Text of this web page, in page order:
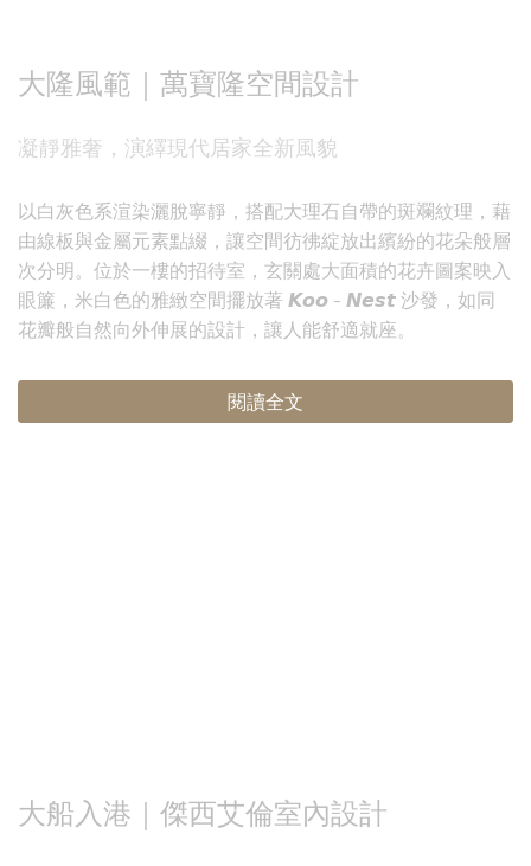
大隆風範｜萬寶隆空間設計
凝靜雅奢，演繹現代居家全新風貌
以白灰色系渲染灑脫寧靜，搭配大理石自帶的斑斕紋理，藉
由線板與金屬元素點綴，讓空間彷彿綻放出繽紛的花朵般層
次分明。位於一樓的招待室，玄關處大面積的花卉圖案映入
眼簾，米白色的雅緻空間擺放著 𝙆𝙤𝙤 - 𝙉𝙚𝙨𝙩 沙發，如同
花瓣般自然向外伸展的設計，讓人能舒適就座。
閱讀全文
大船入港｜傑西艾倫室內設計